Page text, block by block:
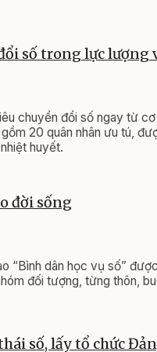
số trong lực lượng
chuyển đổi số ngay từ
20 quân nhân ưu tú,
huyết.
đời sống
“Bình dân học vụ số”
đối tượng, từng thôn,
số, lấy tổ chức